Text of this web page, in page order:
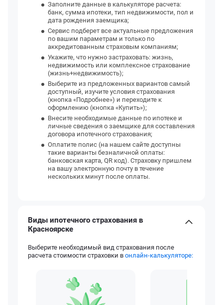
Заполните данные в калькуляторе расчета:
банк, сумма ипотеки, тип недвижимости, пол и
дата рождения заемщика;
Сервис подберет все актуальные предложения
по вашим параметрам и только по
аккредитованным страховым компаниям;
Укажите, что нужно застраховать: жизнь,
недвижимость или комплексное страхование
(жизнь+недвижимость);
Выберите из предложенных вариантов самый
доступный, изучите условия страхования
(кнопка «Подробнее») и переходите к
оформлению (кнопка «Купить»);
Внесите необходимые данные по ипотеке и
личные сведения о заемщике для составления
договора ипотечного страхования;
Оплатите полис (на нашем сайте доступны
такие варианты безналичной оплаты:
банковская карта, QR код). Страховку пришлем
на вашу электронную почту в течение
нескольких минут после оплаты.
Виды ипотечного страхования в
Красноярске
Выберите необходимый вид страхования после
расчета стоимости страховки в онлайн-калькуляторе: